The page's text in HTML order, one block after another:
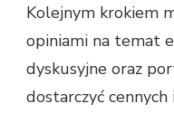
Kolejnym krokiem
opiniami na temat
dyskusyjne oraz
dostarczyć cennych